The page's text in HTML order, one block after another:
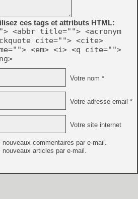
ces tags et attributs HTML:
<abbr title=""> <acronym
cite=""> <cite>
<em> <i> <q cite="">
Votre nom *
Votre adresse email *
Votre site internet
commentaires par e-mail.
articles par e-mail.